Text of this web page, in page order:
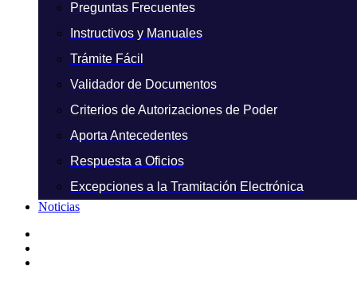
Preguntas Frecuentes
Instructivos y Manuales
Trámite Fácil
Validador de Documentos
Criterios de Autorizaciones de Poder
Aporta Antecedentes
Respuesta a Oficios
Excepciones a la Tramitación Electrónica
Noticias